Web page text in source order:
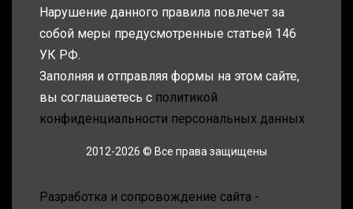
Нарушение данного правила повлечет за
собой меры предусмотренные статьей 146
УК РФ.
Заполняя и отправляя формы на этом сайте,
вы соглашаетесь с политикой
конфиденциальности персональных данных
2012-2026 © Все права защищены
Разработка и сопровождение сайта -